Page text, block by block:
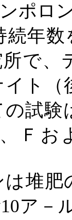
ポロ
続年
で、
ト
試験
Ｆお
肥
ア－